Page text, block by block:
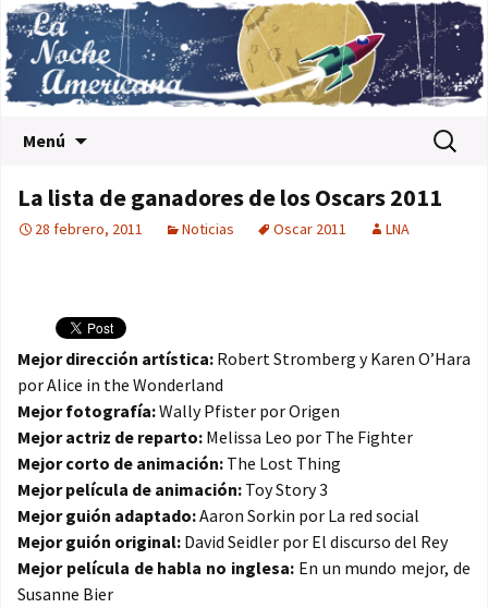
Menú Buscar:
La lista de ganadores de los Oscars 2011
28 febrero, 2011 Noticias Oscar 2011 LNA
Mejor dirección artística: Robert Stromberg y Karen O’Hara
por Alice in the Wonderland
Mejor fotografía:Wally Pfister por Origen
Mejor actriz de reparto: Melissa Leo por The Fighter
Mejor corto de animación: The Lost Thing
Mejor película de animación: Toy Story 3
Mejor guión adaptado:Aaron Sorkin por La red social
Mejor guión original: David Seidler por El discurso del Rey
Mejor película de habla no inglesa: En un mundo mejor, de
Susanne Bier